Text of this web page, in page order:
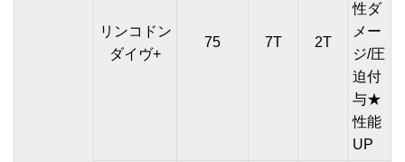
リンコドン
ダイヴ+
75 7T 2T
性ダ
メー
ジ/圧
迫付
与★
性能
UP